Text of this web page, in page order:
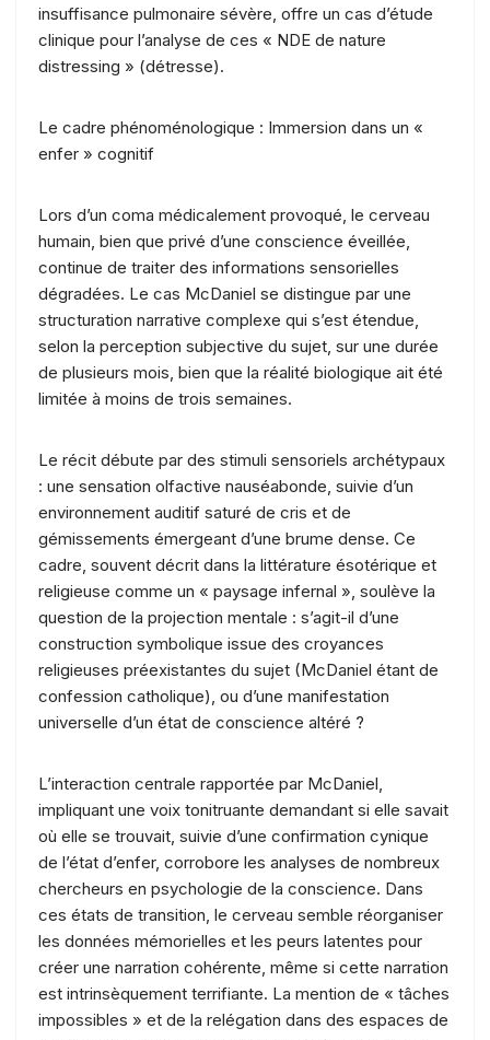
insuffisance pulmonaire sévère, offre un cas d’étude
clinique pour l’analyse de ces « NDE de nature
distressing » (détresse).
Le cadre phénoménologique : Immersion dans un «
enfer » cognitif
Lors d’un coma médicalement provoqué, le cerveau
humain, bien que privé d’une conscience éveillée,
continue de traiter des informations sensorielles
dégradées. Le cas McDaniel se distingue par une
structuration narrative complexe qui s’est étendue,
selon la perception subjective du sujet, sur une durée
de plusieurs mois, bien que la réalité biologique ait été
limitée à moins de trois semaines.
Le récit débute par des stimuli sensoriels archétypaux
: une sensation olfactive nauséabonde, suivie d’un
environnement auditif saturé de cris et de
gémissements émergeant d’une brume dense. Ce
cadre, souvent décrit dans la littérature ésotérique et
religieuse comme un « paysage infernal », soulève la
question de la projection mentale : s’agit-il d’une
construction symbolique issue des croyances
religieuses préexistantes du sujet (McDaniel étant de
confession catholique), ou d’une manifestation
universelle d’un état de conscience altéré ?
L’interaction centrale rapportée par McDaniel,
impliquant une voix tonitruante demandant si elle savait
où elle se trouvait, suivie d’une confirmation cynique
de l’état d’enfer, corrobore les analyses de nombreux
chercheurs en psychologie de la conscience. Dans
ces états de transition, le cerveau semble réorganiser
les données mémorielles et les peurs latentes pour
créer une narration cohérente, même si cette narration
est intrinsèquement terrifiante. La mention de « tâches
impossibles » et de la relégation dans des espaces de